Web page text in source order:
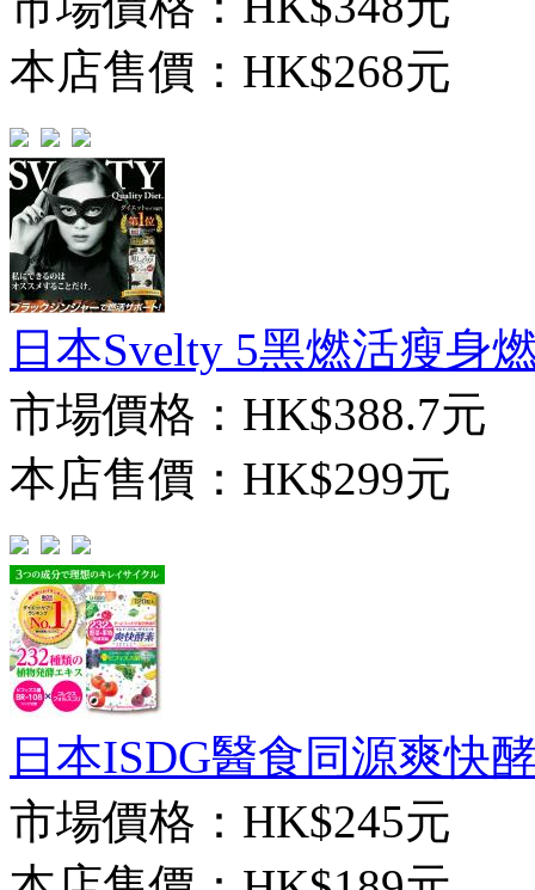
本店售價： HK$268元
日本Svelty 5黑燃活瘦身
市場價格： HK$388.7元
本店售價： HK$299元
日本ISDG醫食同源爽快
市場價格： HK$245元